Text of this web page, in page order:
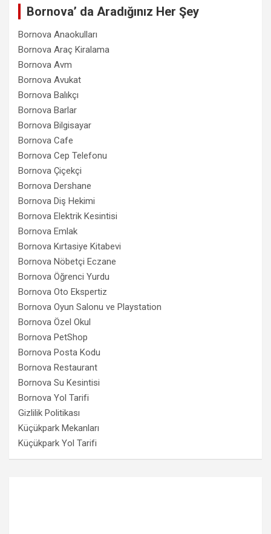
Bornova’ da Aradığınız Her Şey
Bornova Anaokulları
Bornova Araç Kiralama
Bornova Avm
Bornova Avukat
Bornova Balıkçı
Bornova Barlar
Bornova Bilgisayar
Bornova Cafe
Bornova Cep Telefonu
Bornova Çiçekçi
Bornova Dershane
Bornova Diş Hekimi
Bornova Elektrik Kesintisi
Bornova Emlak
Bornova Kırtasiye Kitabevi
Bornova Nöbetçi Eczane
Bornova Öğrenci Yurdu
Bornova Oto Ekspertiz
Bornova Oyun Salonu ve Playstation
Bornova Özel Okul
Bornova PetShop
Bornova Posta Kodu
Bornova Restaurant
Bornova Su Kesintisi
Bornova Yol Tarifi
Gizlilik Politikası
Küçükpark Mekanları
Küçükpark Yol Tarifi